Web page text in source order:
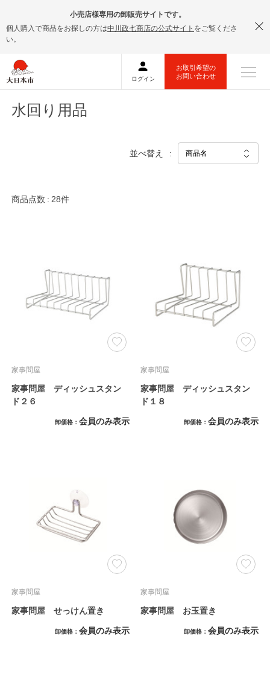
小売店様専用の卸販売サイトです。
個人購入で商品をお探しの方は中川政七商店の公式サイト をご覧くださ
い。
水回り用品
並べ替え
商品点数 28件
家事問屋
家事問屋 ディッシュスタン
ド２６
卸価格 会員のみ表示
家事問屋
家事問屋 ディッシュスタン
ド１８
卸価格 会員のみ表示
家事問屋
家事問屋 せっけん置き
卸価格 会員のみ表示
家事問屋
家事問屋 お玉置き
卸価格 会員のみ表示